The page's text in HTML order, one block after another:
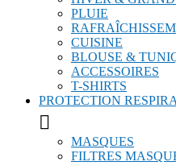
PLUIE
CUISINE
BLOUSE &
ACCESSOIRES
T-SHIRTS
PROTECTION

MASQUES
FILTRES